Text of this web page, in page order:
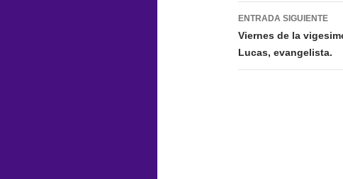
entradas
ENTRADA SIGUIENTE
Viernes de la
Lucas, evangelista.